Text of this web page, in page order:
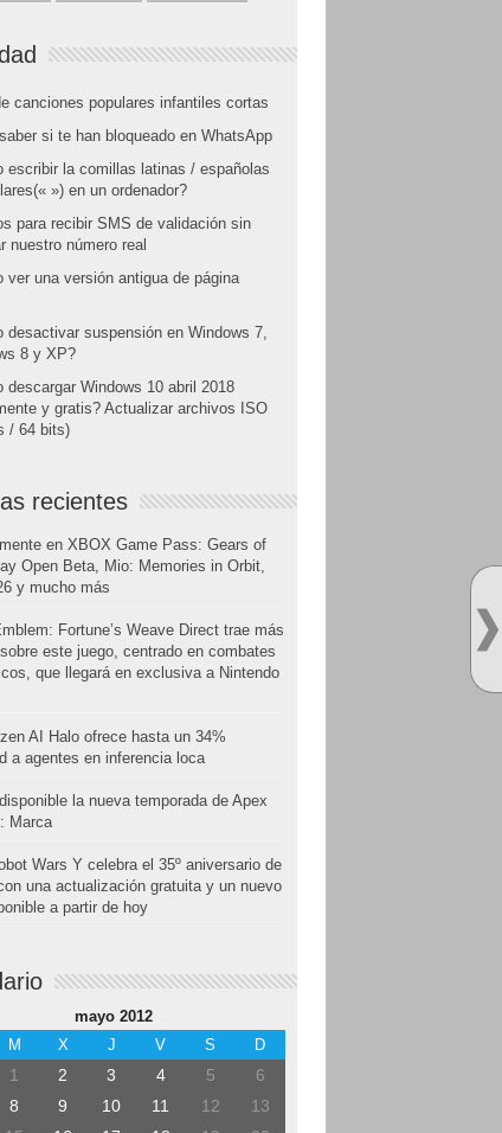
canciones populares infantiles cortas
si te han bloqueado en WhatsApp
escribir la comillas latinas / españolas
») en un ordenador?
para recibir SMS de validación sin
nuestro número real
ver una versión antigua de página
desactivar suspensión en Windows 7,
8 y XP?
descargar Windows 10 abril 2018
y gratis? Actualizar archivos ISO
/ 64 bits)
recientes
en XBOX Game Pass: Gears of
Open Beta, Mio: Memories in Orbit,
y mucho más
Fortune’s Weave Direct trae más
este juego, centrado en combates
que llegará en exclusiva a Nintendo
AI Halo ofrece hasta un 34%
a agentes en inferencia loca
la nueva temporada de Apex
Marca
Wars Y celebra el 35º aniversario de
una actualización gratuita y un nuevo
a partir de hoy
mayo 2012
M X J V S D
1 2 3 4 5
6
8 9 10 11 12
13